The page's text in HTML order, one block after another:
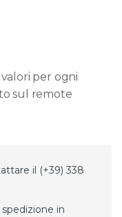
per ogni
sul remote
il (+39) 338
in